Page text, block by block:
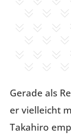
Gerade als
er vielleicht
Takahiro